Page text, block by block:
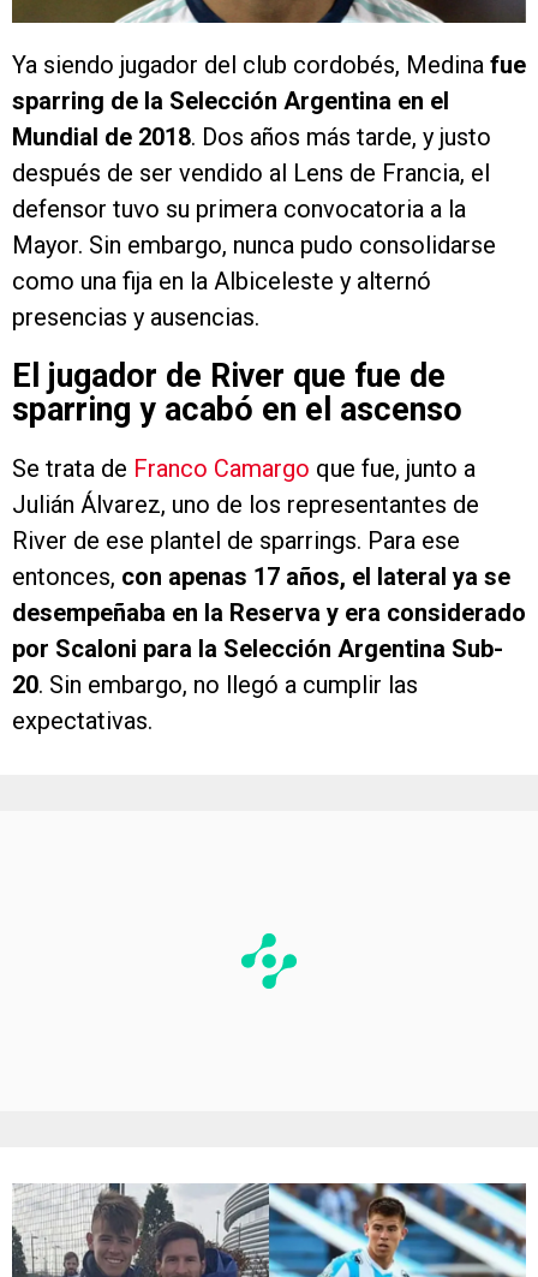
Ya siendo jugador del club cordobés, Medina fue
sparring de la Selección Argentina en el
Mundial de 2018. Dos años más tarde, y justo
después de ser vendido al Lens de Francia, el
defensor tuvo su primera convocatoria a la
Mayor. Sin embargo, nunca pudo consolidarse
como una fija en la Albiceleste y alternó
presencias y ausencias.
El jugador de River que fue de
sparring y acabó en el ascenso
Se trata de Franco Camargo que fue, junto a
Julián Álvarez, uno de los representantes de
River de ese plantel de sparrings. Para ese
entonces, con apenas 17 años, el lateral ya se
desempeñaba en la Reserva y era considerado
por Scaloni para la Selección Argentina Sub-
20. Sin embargo, no llegó a cumplir las
expectativas.